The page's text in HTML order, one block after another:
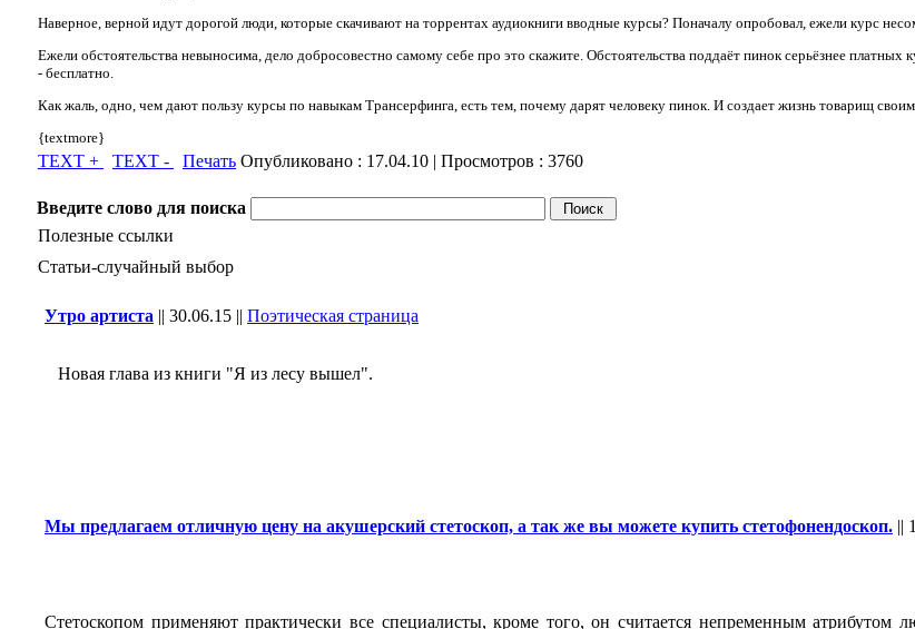
Наверное, верной идут дорогой люди, которые скачивают на торрентах аудиокниги вводные курсы? Поначалу опробовал, ежели курс
Ежели обстоятельства невыносима, дело добросовестно самому себе про это скажите. Обстоятельства поддаёт пинок серьёзнее платных
- бесплатно.
Как жаль, одно, чем дают пользу курсы по навыкам Трансерфинга, есть тем, почему дарят человеку пинок. И создает жизнь товарищ
{textmore}
TEXT + TEXT - Печать Опубликовано : 17.04.10 | Просмотров : 3760
Введите слово для поиска
Полезные ссылки
Статьи-случайный выбор
Утро артиста || 30.06.15 || Поэтическая страница
Новая глава из книги "Я из лесу вышел".
Мы предлагаем отличную цену на акушерский стетоскоп, а так же вы можете купить стетофонендоскоп. ||
Стетоскопом применяют практически все специалисты, кроме того, он считается непременным атрибутом